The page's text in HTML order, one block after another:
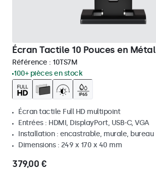
Écran Tactile 10 Pouces en Métal
Référence : 10TS7M
100+ pièces en stock
Écran tactile Full HD multipoint
Entrées : HDMI, DisplayPort, USB-C, VGA
Installation : encastrable, murale, bureau
Dimensions : 249 x 170 x 40 mm
379,00 €